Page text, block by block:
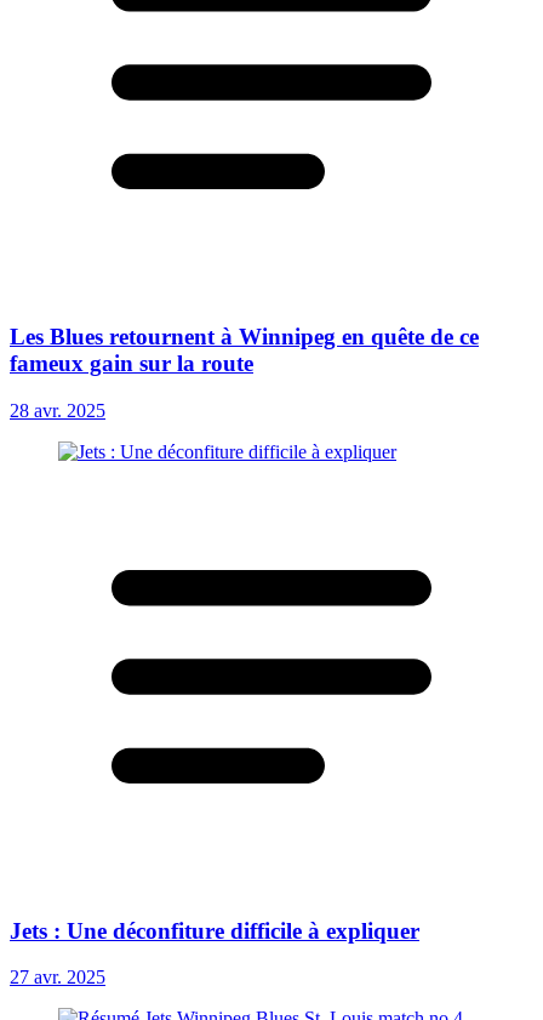
Les Blues retournent à Winnipeg en quête de ce
fameux gain sur la route
28 avr. 2025
Jets : Une déconfiture difficile à expliquer
27 avr. 2025